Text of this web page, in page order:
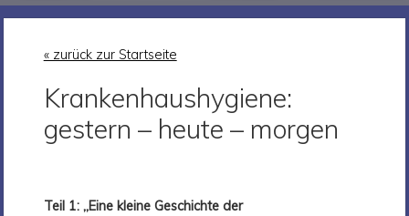
« zurück zur Startseite
Krankenhaushygiene:
gestern – heute – morgen
Teil 1: „Eine kleine Geschichte der